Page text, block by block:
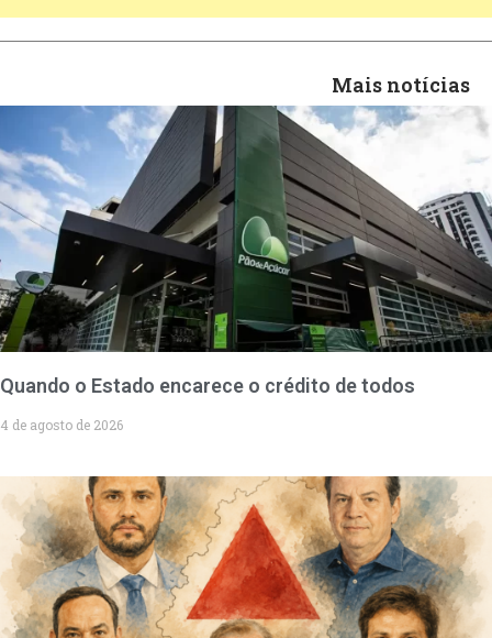
Mais notícias
Quando o Estado encarece o crédito de todos
4 de agosto de 2026